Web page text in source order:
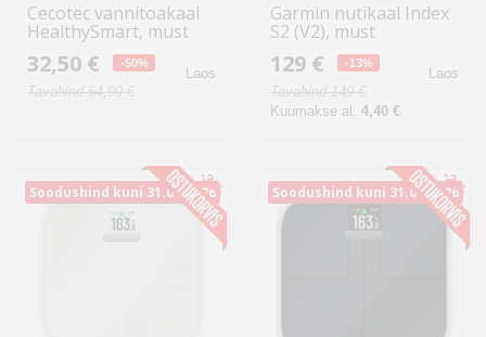
Cecotec vannitoakaal
HealthySmart, must
32,50 € -50%
Tavahind 64,99 €
Laos
Garmin nutikaal Index
S2 (V2), must
129 € -13%
Tavahind 149 €
Kuumakse al. 4,40 €
Laos
Soodushind kuni 31.08.2026
-3% Soodushind kuni 31.08.2026
-2%
Mänguasjad
Auto